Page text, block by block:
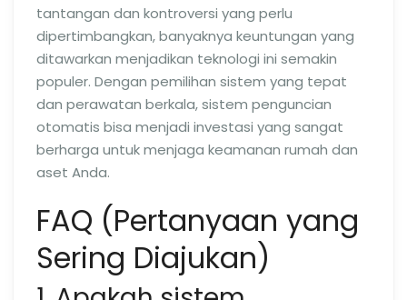
tantangan dan kontroversi yang perlu
dipertimbangkan, banyaknya keuntungan yang
ditawarkan menjadikan teknologi ini semakin
populer. Dengan pemilihan sistem yang tepat
dan perawatan berkala, sistem penguncian
otomatis bisa menjadi investasi yang sangat
berharga untuk menjaga keamanan rumah dan
aset Anda.
FAQ (Pertanyaan yang
Sering Diajukan)